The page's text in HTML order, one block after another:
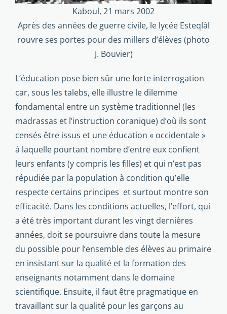
Kaboul, 21 mars 2002
Après des années de guerre civile, le lycée Esteqlâl
rouvre ses portes pour des millers d’élèves (photo
J. Bouvier)
L’éducation pose bien sûr une forte interrogation
car, sous les talebs, elle illustre le dilemme
fondamental entre un système traditionnel (les
madrassas et l’instruction coranique) d’où ils sont
censés être issus et une éducation « occidentale »
à laquelle pourtant nombre d’entre eux confient
leurs enfants (y compris les filles) et qui n’est pas
répudiée par la population à condition qu’elle
respecte certains principes et surtout montre son
efficacité. Dans les conditions actuelles, l’effort, qui
a été très important durant les vingt dernières
années, doit se poursuivre dans toute la mesure
du possible pour l’ensemble des élèves au primaire
en insistant sur la qualité et la formation des
enseignants notamment dans le domaine
scientifique. Ensuite, il faut être pragmatique en
travaillant sur la qualité pour les garçons au